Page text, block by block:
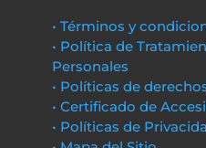
• Términos y
• Política de
Personales
• Políticas de
• Certificado de
• Políticas de